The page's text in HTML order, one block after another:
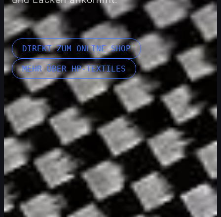
DIREKT ZUM ONLINE-SHOP
MEHR ÜBER HP-TEXTILES